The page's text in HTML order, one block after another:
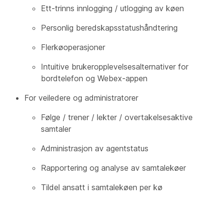
Ett-trinns innlogging / utlogging av køen
Personlig beredskapsstatushåndtering
Flerkøoperasjoner
Intuitive brukeropplevelsesalternativer for
bordtelefon og Webex-appen
For veiledere og administratorer
Følge / trener / lekter / overtakelsesaktive
samtaler
Administrasjon av agentstatus
Rapportering og analyse av samtalekøer
Tildel ansatt i samtalekøen per kø